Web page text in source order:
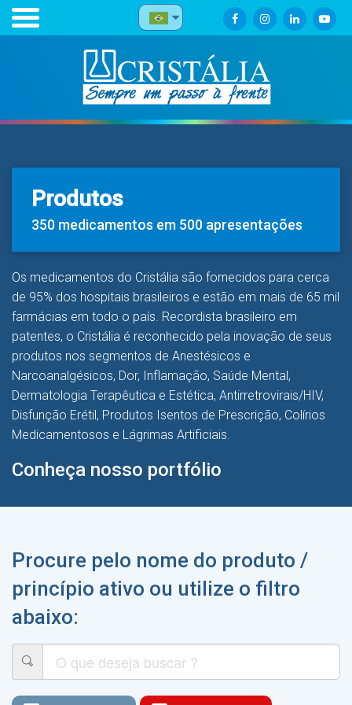
Produtos
350 medicamentos em 500 apresentações
Os medicamentos do Cristália são fornecidos para cerca
de 95% dos hospitais brasileiros e estão em mais de 65 mil
farmácias em todo o país. Recordista brasileiro em
patentes, o Cristália é reconhecido pela inovação de seus
produtos nos segmentos de Anestésicos e
Narcoanalgésicos, Dor, Inflamação, Saúde Mental,
Dermatologia Terapêutica e Estética, Antirretrovirais/HIV,
Disfunção Erétil, Produtos Isentos de Prescrição, Colírios
Medicamentosos e Lágrimas Artificiais.
Conheça nosso portfólio
Procure pelo nome do produto /
princípio ativo ou utilize o filtro
abaixo: